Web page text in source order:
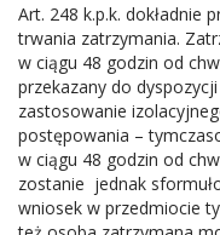
Art. 248 k.p.k. dokładnie
trwania zatrzymania.
w ciągu 48 godzin od
przekazany do
zastosowanie
postępowania –
w ciągu 48 godzin od
zostanie jednak
wniosek w przedmiocie